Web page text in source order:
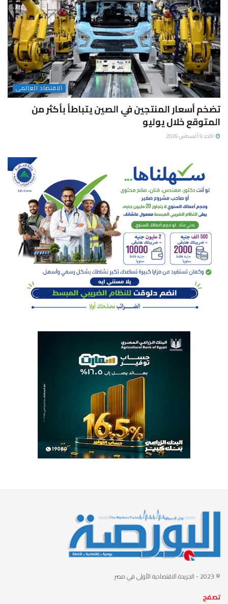
الاقتصاد العالمى
تضخم أسعار المنتجين في الصين يتباطأ بأكثر من
المتوقع خلال يوليو
الأحد 9 أغسطس 2026
© 2023 - الجريدة الاقتصادية الأولى في مصر
تصفح